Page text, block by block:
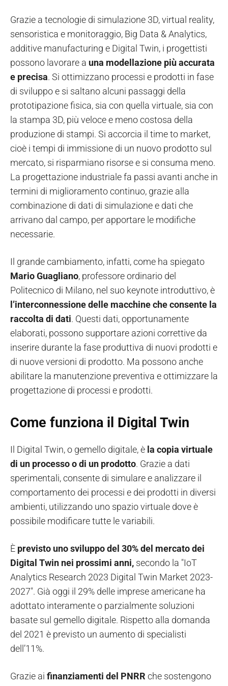
Grazie a tecnologie di simulazione 3D, virtual reality,
sensoristica e monitoraggio, Big Data & Analytics,
additive manufacturing e Digital Twin, i progettisti
possono lavorare a una modellazione più accurata
e precisa. Si ottimizzano processi e prodotti in fase
di sviluppo e si saltano alcuni passaggi della
prototipazione fisica, sia con quella virtuale, sia con
la stampa 3D, più veloce e meno costosa della
produzione di stampi. Si accorcia il time to market,
cioè i tempi di immissione di un nuovo prodotto sul
mercato, si risparmiano risorse e si consuma meno.
La progettazione industriale fa passi avanti anche in
termini di miglioramento continuo, grazie alla
combinazione di dati di simulazione e dati che
arrivano dal campo, per apportare le modifiche
necessarie.
Il grande cambiamento, infatti, come ha spiegato
Mario Guagliano, professore ordinario del
Politecnico di Milano, nel suo keynote introduttivo, è
l’interconnessione delle macchine che consente la
raccolta di dati. Questi dati, opportunamente
elaborati, possono supportare azioni correttive da
inserire durante la fase produttiva di nuovi prodotti e
di nuove versioni di prodotto. Ma possono anche
abilitare la manutenzione preventiva e ottimizzare la
progettazione di processi e prodotti.
Come funziona il Digital Twin
Il Digital Twin, o gemello digitale, è la copia virtuale
di un processo o di un prodotto. Grazie a dati
sperimentali, consente di simulare e analizzare il
comportamento dei processi e dei prodotti in diversi
ambienti, utilizzando uno spazio virtuale dove è
possibile modificare tutte le variabili.
È previsto uno sviluppo del 30% del mercato dei
Digital Twin nei prossimi anni, secondo la "IoT
Analytics Research 2023 Digital Twin Market 2023-
2027". Già oggi il 29% delle imprese americane ha
adottato interamente o parzialmente soluzioni
basate sul gemello digitale. Rispetto alla domanda
del 2021 è previsto un aumento di specialisti
dell’11%.
Grazie ai finanziamenti del PNRR che sostengono